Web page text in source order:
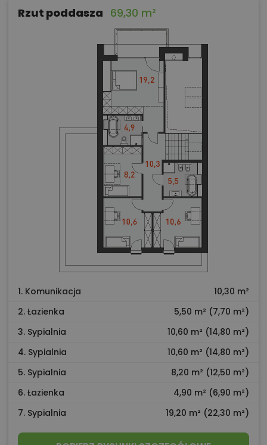
Rzut poddasza 69,30 m²
1. Komunikacja
10,30 m²
2. Łazienka
5,50 m² (7,70 m²)
3. Sypialnia
10,60 m² (14,80 m²)
4. Sypialnia
10,60 m² (14,80 m²)
5. Sypialnia
8,20 m² (12,50 m²)
6. Łazienka
4,90 m² (6,90 m²)
7. Sypialnia
19,20 m² (22,30 m²)